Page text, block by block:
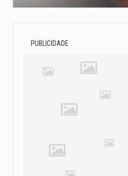
PUBLICIDADE